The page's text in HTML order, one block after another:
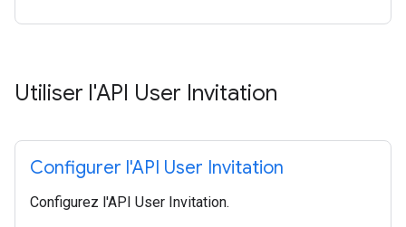
Utiliser l'API User Invitation
Configurer l'API User Invitation
Configurez l'API User Invitation.